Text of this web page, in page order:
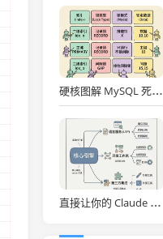
硬核图解 MySQL 死锁：为什么两个看似不冲突的 Update 和 Insert 会掐死对方？
直接让你的 Claude Code 效率拉满，Anthropic 官方神级插件开源了！